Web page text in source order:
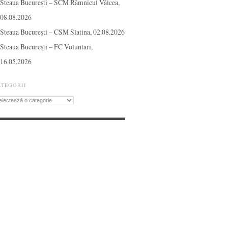
Steaua București – SCM Râmnicul Vâlcea,
08.08.2026
Steaua București – CSM Slatina, 02.08.2026
Steaua București – FC Voluntari,
16.05.2026